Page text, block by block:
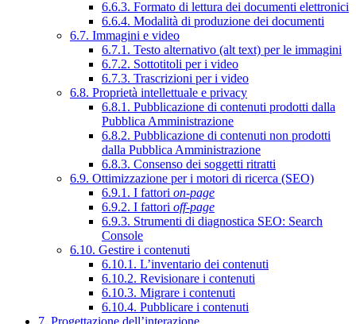
6.6.3. Formato di lettura dei documenti elettronici
6.6.4. Modalità di produzione dei documenti
6.7. Immagini e video
6.7.1. Testo alternativo (alt text) per le immagini
6.7.2. Sottotitoli per i video
6.7.3. Trascrizioni per i video
6.8. Proprietà intellettuale e privacy
6.8.1. Pubblicazione di contenuti prodotti dalla
Pubblica Amministrazione
6.8.2. Pubblicazione di contenuti non prodotti
dalla Pubblica Amministrazione
6.8.3. Consenso dei soggetti ritratti
6.9. Ottimizzazione per i motori di ricerca (SEO)
6.9.1. I fattori on-page
6.9.2. I fattori off-page
6.9.3. Strumenti di diagnostica SEO: Search
Console
6.10. Gestire i contenuti
6.10.1. L’inventario dei contenuti
6.10.2. Revisionare i contenuti
6.10.3. Migrare i contenuti
6.10.4. Pubblicare i contenuti
7. Progettazione dell’interazione